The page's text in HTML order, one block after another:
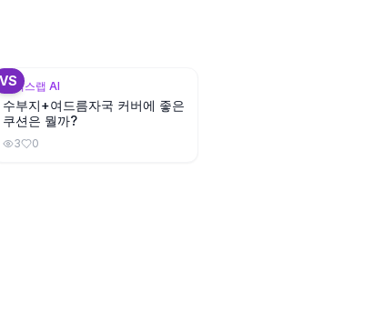
VS
뷰틱스랩 AI
수부지+여드름자국 커버에 좋은
쿠션은 뭘까?
3 0